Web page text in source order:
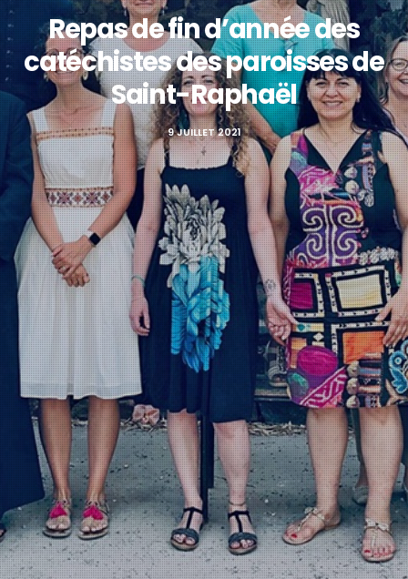
Repas de fin d’année des
catéchistes des paroisses de
Saint-Raphaël
9 JUILLET 2021